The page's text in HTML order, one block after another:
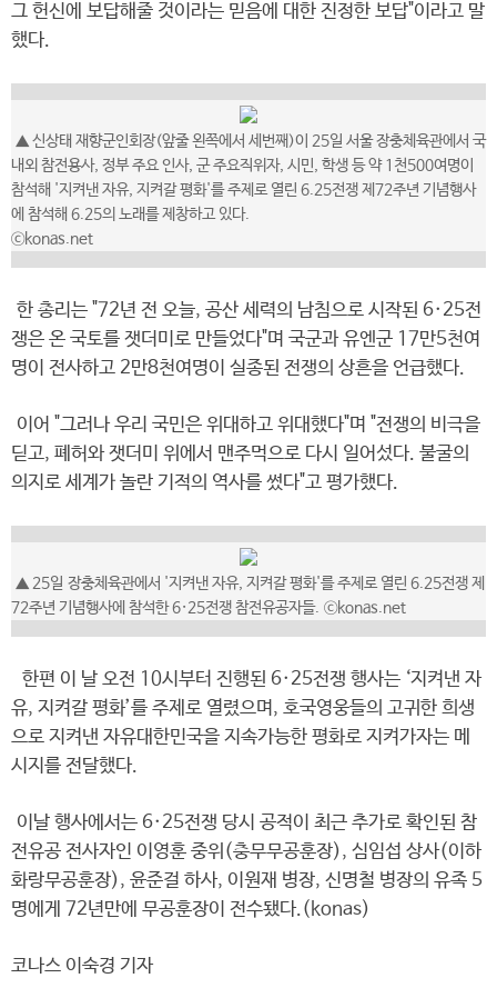
그 헌신에 보답해줄 것이라는 믿음에 대한 진정한 보답"이라고 말
했다.
▲ 신상태 재향군인회장(앞줄 왼쪽에서 세번째)이 25일 서울 장충체육관에서 국
내외 참전용사, 정부 주요 인사, 군 주요직위자, 시민, 학생 등 약 1천500여명이
참석해 '지켜낸 자유, 지켜갈 평화'를 주제로 열린 6.25전쟁 제72주년 기념행사
에 참석해 6.25의 노래를 제창하고 있다.
ⓒkonas.net
한 총리는 "72년 전 오늘, 공산 세력의 남침으로 시작된 6·25전
쟁은 온 국토를 잿더미로 만들었다"며 국군과 유엔군 17만5천여
명이 전사하고 2만8천여명이 실종된 전쟁의 상흔을 언급했다.
이어 "그러나 우리 국민은 위대하고 위대했다"며 "전쟁의 비극을
딛고, 폐허와 잿더미 위에서 맨주먹으로 다시 일어섰다. 불굴의
의지로 세계가 놀란 기적의 역사를 썼다"고 평가했다.
▲ 25일 장충체육관에서 '지켜낸 자유, 지켜갈 평화'를 주제로 열린 6.25전쟁 제
72주년 기념행사에 참석한 6·25전쟁 참전유공자들. ⓒkonas.net
한편 이 날 오전 10시부터 진행된 6·25전쟁 행사는 ‘지켜낸 자
유, 지켜갈 평화’를 주제로 열렸으며, 호국영웅들의 고귀한 희생
으로 지켜낸 자유대한민국을 지속가능한 평화로 지켜가자는 메
시지를 전달했다.
이날 행사에서는 6·25전쟁 당시 공적이 최근 추가로 확인된 참
전유공 전사자인 이영훈 중위(충무무공훈장), 심임섭 상사(이하
화랑무공훈장), 윤준걸 하사, 이원재 병장, 신명철 병장의 유족 5
명에게 72년만에 무공훈장이 전수됐다.(konas)
코나스 이숙경 기자